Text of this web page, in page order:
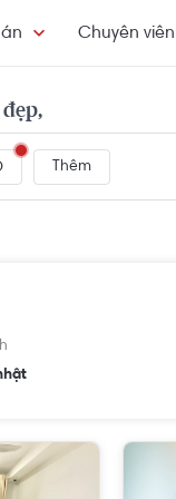
Chuyên viên
đẹp,
Thêm